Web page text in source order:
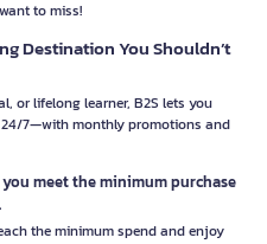
to miss!
Destination You Shouldn’t
or lifelong learner, B2S lets you
7—with monthly promotions and
meet the minimum purchase
the minimum spend and enjoy